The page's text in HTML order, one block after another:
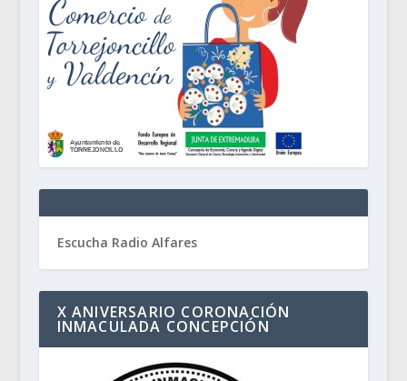
Escucha Radio Alfares
X ANIVERSARIO CORONACIÓN
INMACULADA CONCEPCIÓN